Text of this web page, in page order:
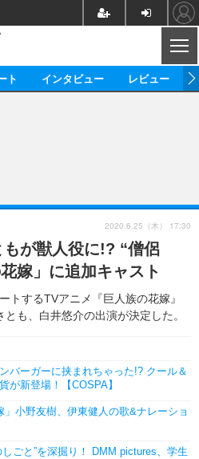
グッズ
海外
ビジネス
アーティスト
実写
イベント
座談会
ABEMA Cafe
ト インタビュー レビュー
が獣人役に!? “僧侶
嫁」に追加キャスト
トするTVアニメ『巨人族の花嫁』
も、白井悠介の出演が決定した。
バーガーに挟まれちゃった!? クール＆
が新登場！【COSPA】
」小野友樹、伊東健人の歌&ナレーショ
ごと”を深掘り！ DMM pictures、学生
2020.6.25（木） 17:30